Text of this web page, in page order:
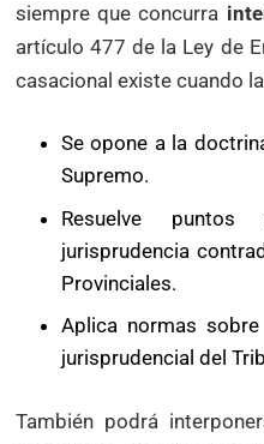
siempre que concurra
artículo 477 de la Ley de
casacional existe cuando
Se opone a la
Supremo.
Resuelve
jurisprudencia
Provinciales.
Aplica normas
jurisprudencial del
También podrá